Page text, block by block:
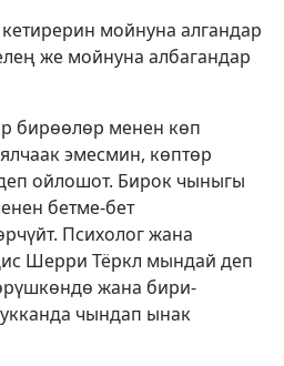
кетирерин мойнуна алгандар
же мойнуна албагандар
бирөөлөр менен көп
эмесмин, көптөр
ойлошот. Бирок чыныгы
бетме-бет
Психолог жана
Шерри Тёркл мындай деп
жана бири-
чындап ынак